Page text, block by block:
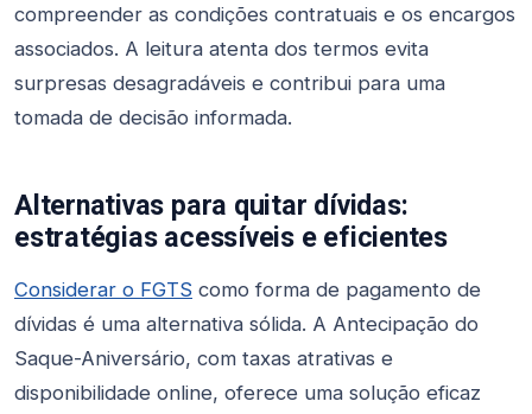
compreender as condições contratuais e os encargos
associados. A leitura atenta dos termos evita
surpresas desagradáveis e contribui para uma
tomada de decisão informada.
Alternativas para quitar dívidas:
estratégias acessíveis e eficientes
Considerar o FGTS como forma de pagamento de
dívidas é uma alternativa sólida. A Antecipação do
Saque-Aniversário, com taxas atrativas e
disponibilidade online, oferece uma solução eficaz